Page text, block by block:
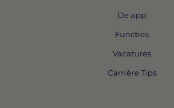
De app
Functies
Vacatures
Carrière Tips